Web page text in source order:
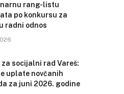
rang-listu
po konkursu za
radni odnos
za socijalni rad Vareš:
uplate novčanih
za juni 2026. godine